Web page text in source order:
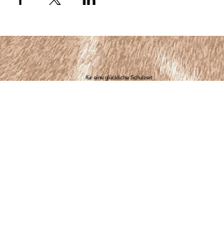
für eine glückliche Schulzeit